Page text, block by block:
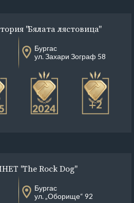
"Бялата лястовица"
Бургас
ул. Захари Зограф 58
+2
"The Rock Dog"
Бургас
ул. „Оборище“ 92